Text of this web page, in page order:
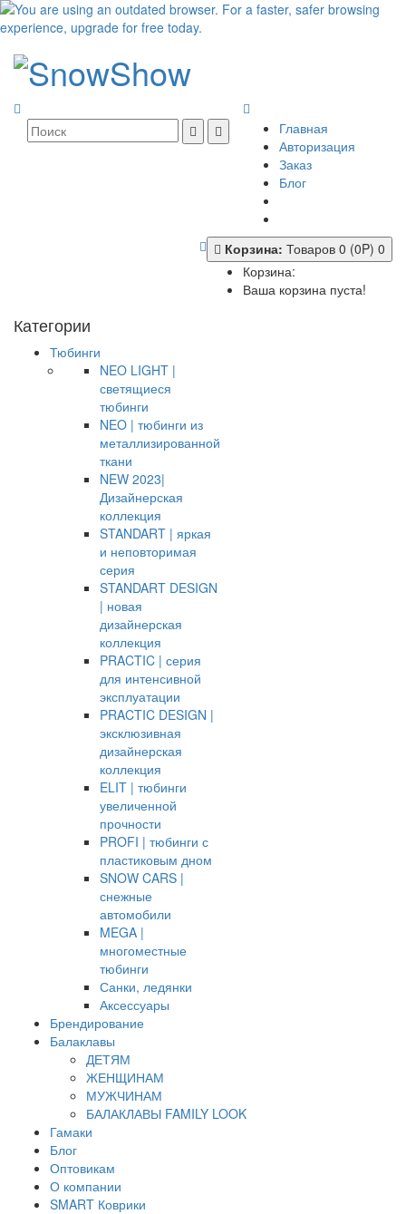
Главная
Авторизация
Заказ
Блог
Корзина: Товаров 0 (0P) 0
Корзина:
Ваша корзина пуста!
Категории
Тюбинги
NEO LIGHT |
светящиеся
тюбинги
NEO | тюбинги из
металлизированной
ткани
NEW 2023|
Дизайнерская
коллекция
STANDART | яркая
и неповторимая
серия
STANDART DESIGN
| новая
дизайнерская
коллекция
PRACTIC | серия
для интенсивной
эксплуатации
PRACTIC DESIGN |
эксклюзивная
дизайнерская
коллекция
ELIT | тюбинги
увеличенной
прочности
PROFI | тюбинги с
пластиковым дном
SNOW CARS |
снежные
автомобили
MEGA |
многоместные
тюбинги
Санки, ледянки
Аксессуары
Брендирование
Балаклавы
ДЕТЯМ
ЖЕНЩИНАМ
МУЖЧИНАМ
БАЛАКЛАВЫ FAMILY LOOK
Гамаки
Блог
Оптовикам
О компании
SMART Коврики